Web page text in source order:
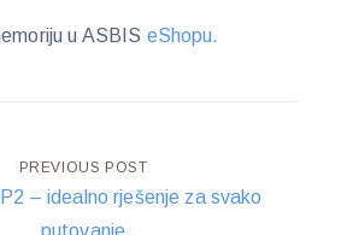
u ASBIS eShopu.
PREVIOUS POST
– idealno rješenje za svako